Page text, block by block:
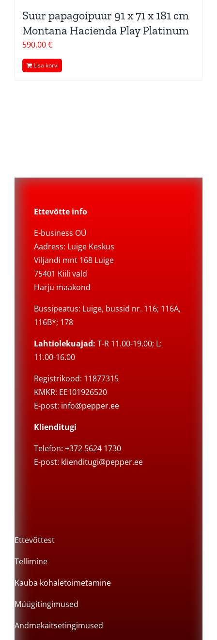
Suur papagoipuur 91 x 71 x 181 cm
Montana Hacienda Play Platinum
590,00€
Lisa korvi
Ettevõtte info
E-business OÜ
Aadress: Luige Keskus
Viljandi mnt 168 Luige
75401 Kiili vald
Harju maakond
Bussipeatus: Luige, bussid nr. 116; 116A,
116B*; 178
Lahtiolekuajad: T-R 11.00-19.00; L:
11.00-16.00
Registrikood: 11877315
KMKR: EE101926520
E-post: info@pepper.ee
Klienditugi
Telefon: +372 5624 1730
E-post: klienditugi@pepper.ee
Ettevõttest
Tellimine
Kauba kohaletoimetamine
Müügitingimused
Andmekaitsetingimused